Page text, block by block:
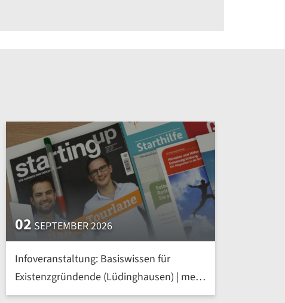
02 SEPTEMBER 2026
Infoveranstaltung: Basiswissen für
Existenzgründende (Lüdinghausen) | mehr
»